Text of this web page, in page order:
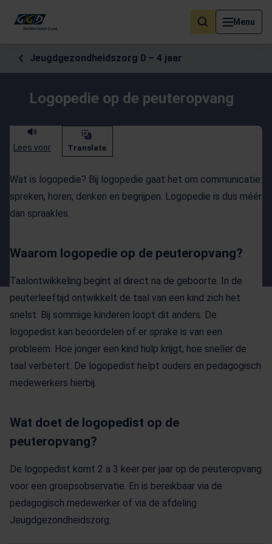
Menu
Als de resultaten voor automatisch aanvullen beschikbaar zijn,
Jeugdgezondheidszorg 0 – 4 jaar
Logopedie op de peuteropvang
Lees voor Translate
Wat is logopedie? Bij logopedie gaat het om communicatie:
spreken, horen, denken en begrijpen. Logopedie is dus méér
dan spraakles.
Waarom logopedie op de peuteropvang?
Taalontwikkeling begint al direct na de geboorte. In de
peuterleeftijd ontwikkelt de taal van een kind zich het
snelst. Bij sommige kinderen loopt dit anders. De
logopedist kan beoordelen of er sprake is van een
probleem. Hoe jonger een kind hulp krijgt, hoe sneller de
taal verbetert. De logopedist helpt ouders en pedagogisch
medewerkers hierbij.
Wat doet de logopedist op de
peuteropvang?
De logopedist komt 2 a 3 keer per jaar op de peuteropvang
voor een groepsobservatie. En is bereikbaar via de
pedagogisch medewerker of via de afdeling
Jeugdgezondheidszorg.